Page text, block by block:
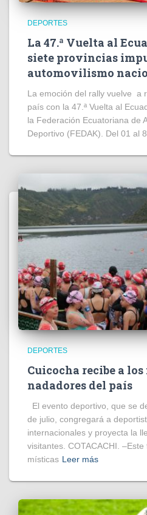
DEPORTES
La 47.ª Vuelta al
siete provincias
automovilismo
La emoción del rally vuelve a
país con la 47.ª Vuelta al
la Federación Ecuatoriana de
Deportivo (FEDAK). Del 01 al
DEPORTES
Cuicocha recibe a los
nadadores del país
El evento deportivo, que se
de julio, congregará a
internacionales y proyecta la
visitantes. COTACACHI.
místicas Leer más